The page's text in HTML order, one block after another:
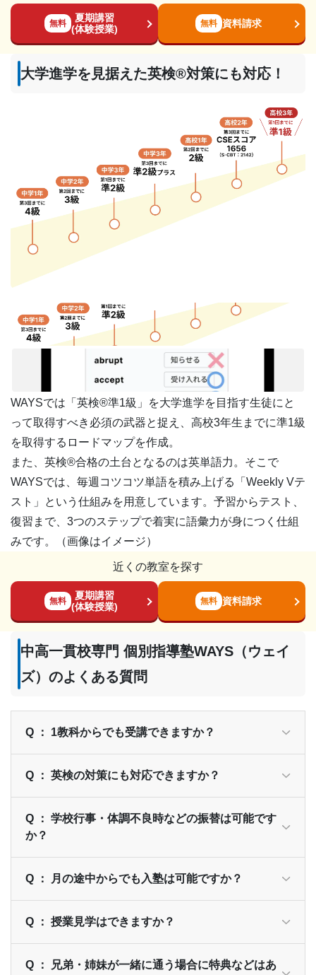
無料
夏期講習
(体験授業)
無料 資料請求
大学進学を見据えた英検®︎対策にも対応！
WAYSでは「英検®︎準1級」を大学進学を目指す生徒にと
って取得すべき必須の武器と捉え、高校3年生までに準1級
を取得するロードマップを作成。
また、英検®︎合格の土台となるのは英単語力。そこで
WAYSでは、毎週コツコツ単語を積み上げる「Weekly Vテ
スト」という仕組みを用意しています。予習からテスト、
復習まで、3つのステップで着実に語彙力が身につく仕組
みです。（画像はイメージ）
近くの教室を探す
無料
夏期講習
(体験授業)
無料 資料請求
中高一貫校専門 個別指導塾WAYS（ウェイ
ズ）のよくある質問
Q ： 1教科からでも受講できますか？
Q ： 英検の対策にも対応できますか？
Q ： 学校行事・体調不良時などの振替は可能です
か？
Q ： 月の途中からでも入塾は可能ですか？
Q ： 授業見学はできますか？
Q ： 兄弟・姉妹が一緒に通う場合に特典などはあ